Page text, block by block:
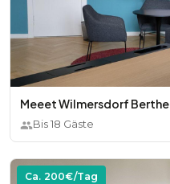
Meeet Wilmersdorf Berthe
Bis18 Gäste
Ca. 200€/Tag